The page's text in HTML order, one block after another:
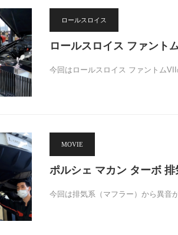
ロールスロイス
ロールスロイス ファント
今回はロールスロイス ファントム
MOVIE
ポルシェ マカン ターボ
今回は排気系（マフラー）から異